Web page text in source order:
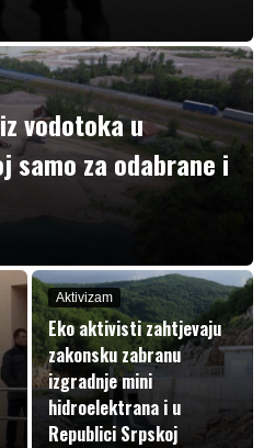
vodotoka u
samo za odabrane i
Aktivizam
Eko aktivisti zahtjevaju
zakonsku zabranu
izgradnje mini
hidroelektrana i u
Republici Srpskoj